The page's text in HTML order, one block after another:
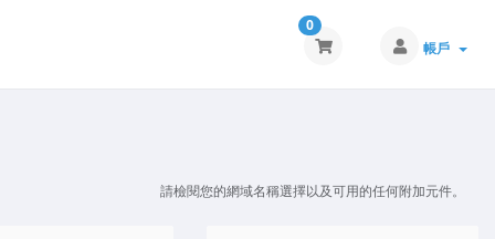
0
帳戶
請檢閱您的網域名稱選擇以及可用的任何附加元件。